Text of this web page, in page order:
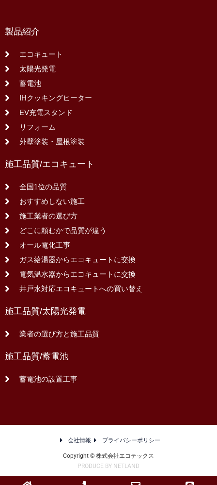
製品紹介
エコキュート
太陽光発電
蓄電池
IHクッキングヒーター
EV充電スタンド
リフォーム
外壁塗装・屋根塗装
施工品質/エコキュート
全国1位の品質
おすすめしない施工
施工業者の選び方
どこに頼むかで品質が違う
オール電化工事
ガス給湯器からエコキュートに交換
電気温水器からエコキュートに交換
井戸水対応エコキュートへの買い替え
施工品質/太陽光発電
業者の選び方と施工品質
施工品質/蓄電池
蓄電池の設置工事
会社情報 プライバシーポリシー
Copyright © 株式会社エコテックス
PRODUCE BY NETLAND